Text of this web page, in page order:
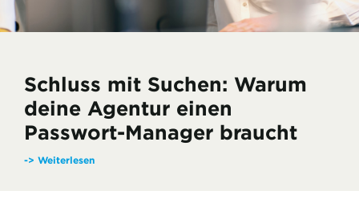
Schluss mit Suchen: Warum
deine Agentur einen
Passwort-Manager braucht
-> Weiterlesen